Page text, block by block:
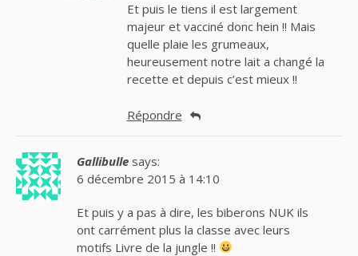
Et puis le tiens il est largement
majeur et vacciné donc hein !! Mais
quelle plaie les grumeaux,
heureusement notre lait a changé la
recette et depuis c’est mieux !!
Répondre
Gallibulle says:
6 décembre 2015 à 14:10
Et puis y a pas à dire, les biberons NUK ils
ont carrément plus la classe avec leurs
motifs Livre de la jungle !!